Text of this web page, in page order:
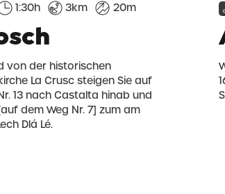
1:30h 3km 20m
von der historischen
La Crusc steigen Sie auf
13 nach Castalta hinab und
dem Weg Nr. 7] zum am
Dlá Lé.